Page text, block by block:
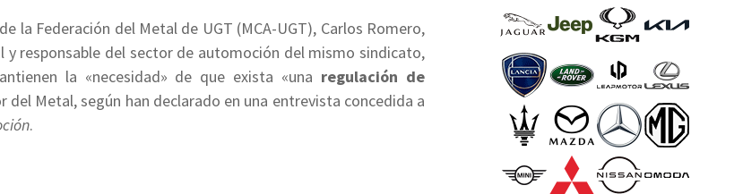
la Federación del Metal de UGT (MCA-UGT), Carlos Romero,
y responsable del sector de automoción del mismo sindicato,
la «necesidad» de que exista «una regulación de
del Metal, según han declarado en una entrevista concedida a
.